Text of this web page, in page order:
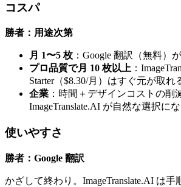
コスパ
勝者：用途次第
月 1〜5 枚 ：Google 翻訳（無料）
プロ品質で月 10 枚以上 ：
Starter（$8.30/月）はすぐ元が取れ
企業 ：時間＋デザインコストの削
ImageTranslate.AI が自然な選択に
使いやすさ
勝者：Google 翻訳
かざして終わり。ImageTranslate.AI は